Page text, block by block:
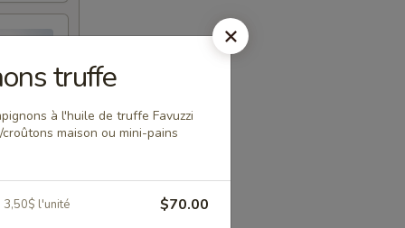
truffe
à l'huile de truffe Favuzzi
maison ou mini-pains
3,50$ l'unité $70.00